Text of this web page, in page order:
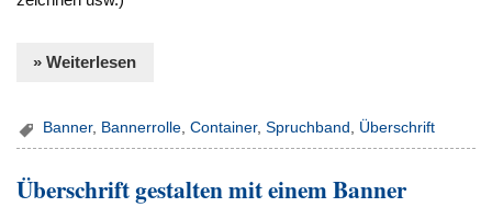
» Weiterlesen
Banner, Bannerrolle,Container,Spruchband , Überschrift
Überschrift gestalten mit einem Banner